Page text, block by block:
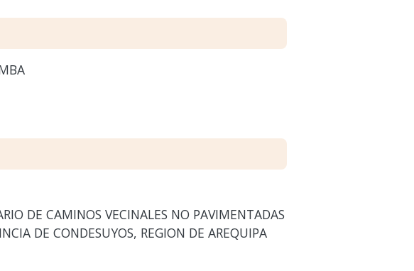
DE CAMINOS VECINALES NO PAVIMENTADAS
DE CONDESUYOS, REGION DE AREQUIPA